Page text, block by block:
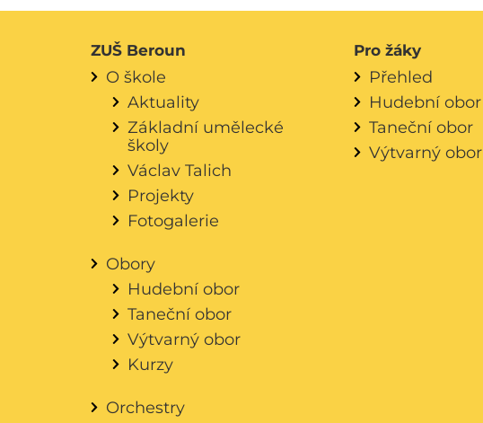
ZUŠ Beroun
O škole
Aktuality
Základní umělecké
školy
Václav Talich
Projekty
Fotogalerie
Obory
Hudební obor
Taneční obor
Výtvarný obor
Kurzy
Orchestry
Pro žáky
Přehled
Hudební obor
Taneční obor
Výtvarný obor